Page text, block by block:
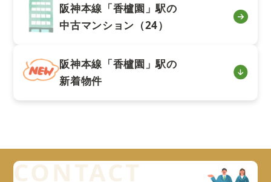
阪神本線「香櫨園」駅の
中古マンション（24）
阪神本線「香櫨園」駅の
新着物件